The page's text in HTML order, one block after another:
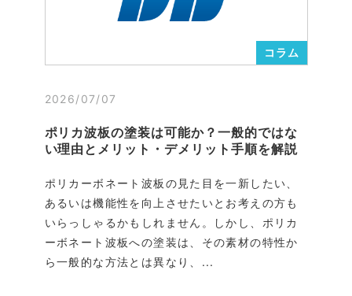
コラム
2026/07/07
ポリカ波板の塗装は可能か？一般的ではな
い理由とメリット・デメリット手順を解説
ポリカーボネート波板の見た目を一新したい、
あるいは機能性を向上させたいとお考えの方も
いらっしゃるかもしれません。しかし、ポリカ
ーボネート波板への塗装は、その素材の特性か
ら一般的な方法とは異なり、...